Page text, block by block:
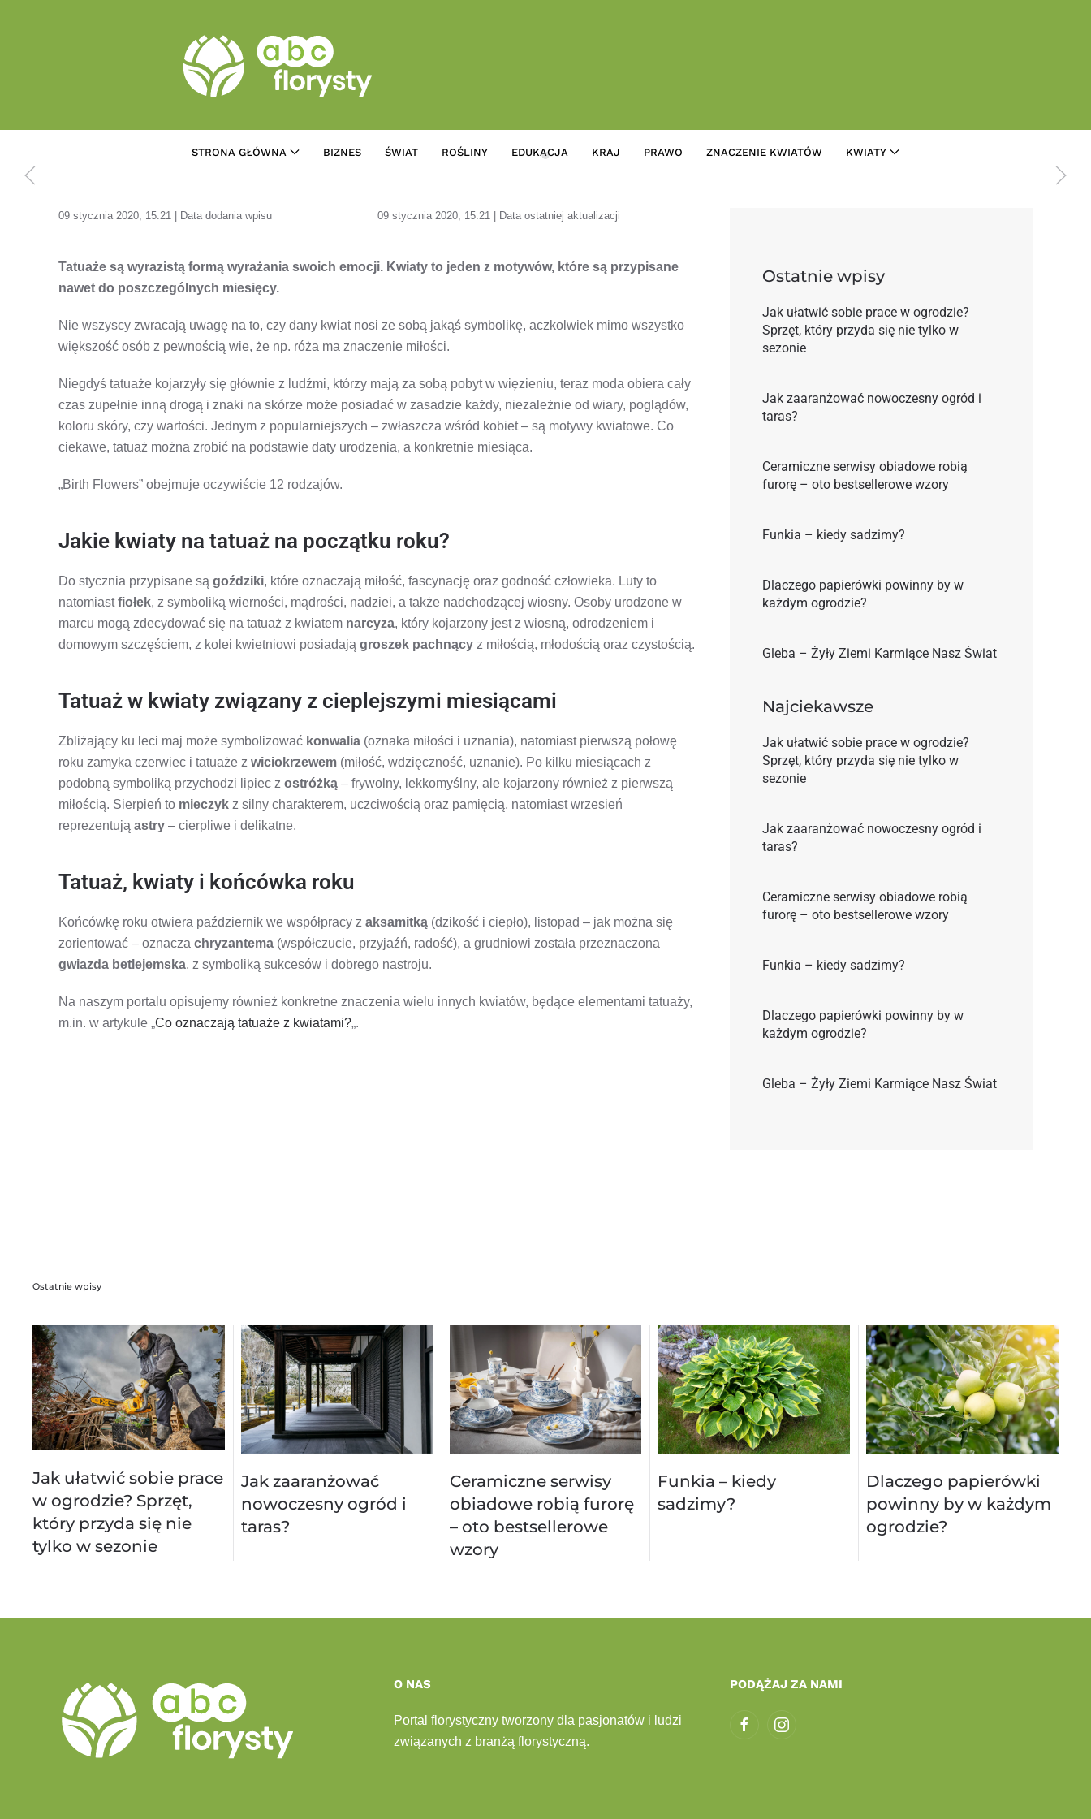
STRONA GŁÓWNA BIZNES ŚWIAT ROŚLINY EDUKACJA KRAJ PRAWO ZNACZENIE KWIATÓW KWIATY
09 stycznia 2020, 15:21 | Data dodania wpisu 09 stycznia 2020, 15:21 | Data ostatniej aktualizacji
Tatuaże są wyrazistą formą wyrażania swoich emocji. Kwiaty to jeden z motywów, które są przypisane
nawet do poszczególnych miesięcy.
Nie wszyscy zwracają uwagę na to, czy dany kwiat nosi ze sobą jakąś symbolikę, aczkolwiek mimo wszystko
większość osób z pewnością wie, że np. róża ma znaczenie miłości.
Niegdyś tatuaże kojarzyły się głównie z ludźmi, którzy mają za sobą pobyt w więzieniu, teraz moda obiera cały
czas zupełnie inną drogą i znaki na skórze może posiadać w zasadzie każdy, niezależnie od wiary, poglądów,
koloru skóry, czy wartości. Jednym z popularniejszych – zwłaszcza wśród kobiet – są motywy kwiatowe. Co
ciekawe, tatuaż można zrobić na podstawie daty urodzenia, a konkretnie miesiąca.
„Birth Flowers” obejmuje oczywiście 12 rodzajów.
Jakie kwiaty na tatuaż na początku roku?
Do stycznia przypisane są goździki, które oznaczają miłość, fascynację oraz godność człowieka. Luty to
natomiastfiołek, z symboliką wierności, mądrości, nadziei, a także nadchodzącej wiosny. Osoby urodzone w
marcu mogą zdecydować się na tatuaż z kwiatem narcyza, który kojarzony jest z wiosną, odrodzeniem i
domowym szczęściem, z kolei kwietniowi posiadają groszek pachnący z miłością, młodością oraz czystością.
Tatuaż w kwiaty związany z cieplejszymi miesiącami
Zbliżający ku leci maj może symbolizować konwalia (oznaka miłości i uznania), natomiast pierwszą połowę
roku zamyka czerwiec i tatuaże z wiciokrzewem (miłość, wdzięczność, uznanie). Po kilku miesiącach z
podobną symboliką przychodzi lipiec z ostróżką – frywolny, lekkomyślny, ale kojarzony również z pierwszą
miłością. Sierpień to mieczyk z silny charakterem, uczciwością oraz pamięcią, natomiast wrzesień
reprezentują astry – cierpliwe i delikatne.
Tatuaż, kwiaty i końcówka roku
Końcówkę roku otwiera październik we współpracy z aksamitką (dzikość i ciepło), listopad – jak można się
zorientować – oznacza chryzantema (współczucie, przyjaźń, radość), a grudniowi została przeznaczona
gwiazda betlejemska, z symboliką sukcesów i dobrego nastroju.
Na naszym portalu opisujemy również konkretne znaczenia wielu innych kwiatów, będące elementami tatuaży,
m.in. w artykule „Co oznaczają tatuaże z kwiatami?„.
Ostatnie wpisy
Jak ułatwić sobie prace w ogrodzie?
Sprzęt, który przyda się nie tylko w
sezonie
Jak zaaranżować nowoczesny ogród i
taras?
Ceramiczne serwisy obiadowe robią
furorę – oto bestsellerowe wzory
Funkia – kiedy sadzimy?
Dlaczego papierówki powinny by w
każdym ogrodzie?
Gleba – Żyły Ziemi Karmiące Nasz Świat
Najciekawsze
Jak ułatwić sobie prace w ogrodzie?
Sprzęt, który przyda się nie tylko w
sezonie
Jak zaaranżować nowoczesny ogród i
taras?
Ceramiczne serwisy obiadowe robią
furorę – oto bestsellerowe wzory
Funkia – kiedy sadzimy?
Dlaczego papierówki powinny by w
każdym ogrodzie?
Gleba – Żyły Ziemi Karmiące Nasz Świat
Ostatnie wpisy
Jak ułatwić sobie prace
w ogrodzie? Sprzęt,
który przyda się nie
tylko w sezonie
Jak zaaranżować
nowoczesny ogród i
taras?
Ceramiczne serwisy
obiadowe robią furorę
– oto bestsellerowe
wzory
Funkia – kiedy
sadzimy?
Dlaczego papierówki
powinny by w każdym
ogrodzie?
O NAS
Portal florystyczny tworzony dla pasjonatów i ludzi
związanych z branżą florystyczną.
PODĄŻAJ ZA NAMI